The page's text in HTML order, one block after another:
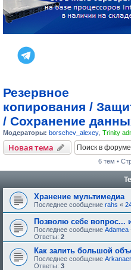
Резервное
копирования /
/ Сохранение
Модераторы: borschev_alexey Trinity
Новая тема
6 тем •
Хранение мультимедиа
Последнее сообщение rahs «
Позволю себе вопрос...
Последнее сообщение Adamea
Ответы: 2
Как залить большой
Последнее сообщение Arkanaer
Ответы: 3